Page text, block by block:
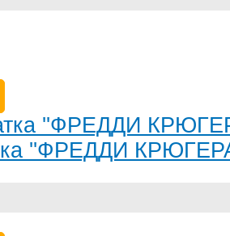
''ФРЕДДИ